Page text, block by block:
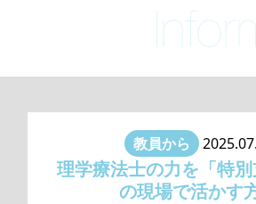
教員から
理学療法士の力を「特別
の現場で活かす